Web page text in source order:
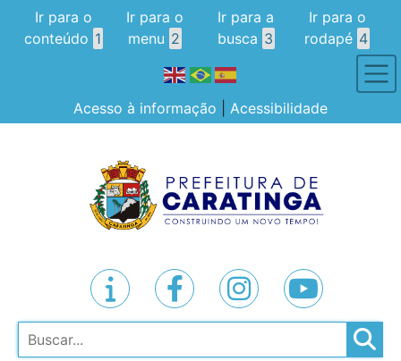
Ir para o
conteúdo 1
Ir para o
menu 2
Ir para a
busca 3
Ir para o
rodapé 4
Acesso à informação Acessibilidade
Pesquisar